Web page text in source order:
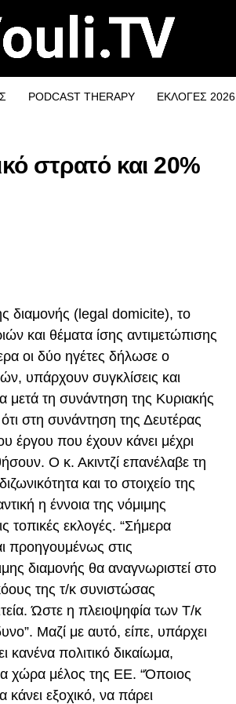
PODCAST THERAPY ΕΚΛΟΓΕΣ 2026
στρατό και 20%
διαμονής (legal domicite), το
και θέματα ίσης αντιμετώπισης
οι δύο ηγέτες δήλωσε ο
υπάρχουν συγκλίσεις και
μετά τη συνάντηση της Κυριακής
στη συνάντηση της Δευτέρας
έργου που έχουν κάνει μέχρι
Ο κ. Ακιντζί επανέλαβε τη
και το στοιχείο της
η έννοια της νόμιμης
τοπικές εκλογές. “Σήμερα
προηγουμένως στις
διαμονής θα αναγνωριστεί στο
της τ/κ συνιστώσας
Ώστε η πλειοψηφία των Τ/κ
Μαζί με αυτό, είπε, υπάρχει
κανένα πολιτικό δικαίωμα,
χώρα μέλος της ΕΕ. “Όποιος
κάνει εξοχικό, να πάρει